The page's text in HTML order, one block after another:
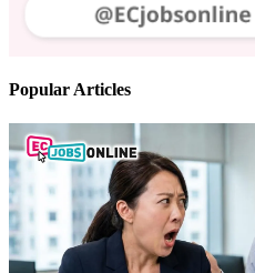
Follow us